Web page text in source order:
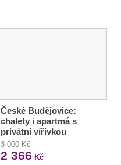
České Budějovice:
chalety i apartmá s
privátní vířivkou
3 000 Kč
2 366 Kč